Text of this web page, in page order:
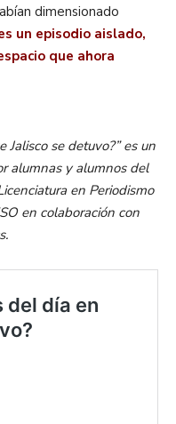
dimensionado
un episodio aislado,
que ahora
Jalisco se detuvo?” es un
alumnas y alumnos del
en Periodismo
en colaboración con